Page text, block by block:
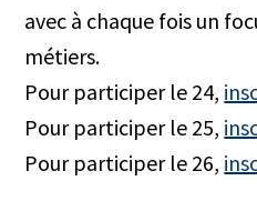
avec à chaque fois un
métiers.
Pour participer le 24,
Pour participer le 25,
Pour participer le 26,